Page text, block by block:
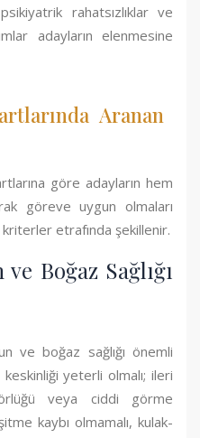
rahatsızlıklar ve
adayların elenmesine
Aranan
göre adayların hem
göreve uygun olmaları
kriterler etrafında şekillenir.
Boğaz Sağlığı
ve boğaz sağlığı önemli
yeterli olmalı; ileri
veya ciddi görme
kaybı olmamalı, kulak-